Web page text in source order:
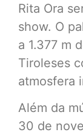
Rita Ora
show. O
a 1.377 m
Tiroleses
atmosfera
Além da
30 de